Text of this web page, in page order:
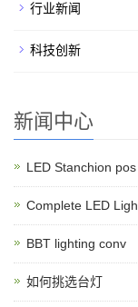
行业新闻
科技创新
新闻中心
LED Stanchion pos
Complete LED Ligh
BBT lighting conv
如何挑选台灯